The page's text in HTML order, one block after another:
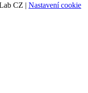
CZ | Nastavení cookie